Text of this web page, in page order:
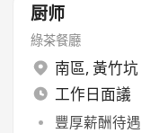
厨师
綠茶餐廳
南區, 黃竹坑
工作日面議
豐厚薪酬待遇